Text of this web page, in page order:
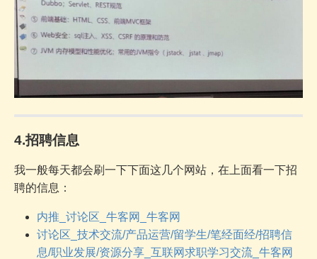
4.招聘信息
我一般每天都会刷一下下面这几个网站，在上面看一下招
聘的信息：
内推_讨论区_牛客网_牛客网
讨论区_技术交流/产品运营/留学生/笔经面经/招聘信
息/职业发展/资源分享_互联网求职学习交流_牛客网